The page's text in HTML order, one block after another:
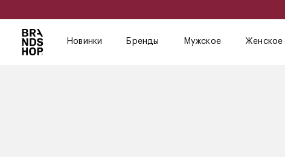
Новинки Бренды Мужское Женское